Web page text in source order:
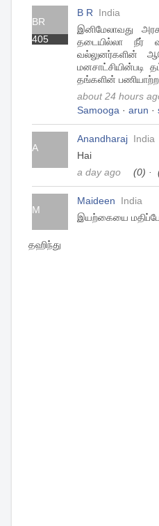
BR
B R
India
இனிமேலாவது
தடையில்லா நீர்
வல்லுனர்களின்
தங்களின்
405
about 24 hours
Samooga · arun ·
A
Anandharaj India
Hai
a day ago
(0) ·
M
Maideen
India
இயற்கையை
தஹிந்து